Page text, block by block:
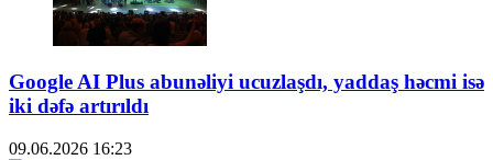
Google AI Plus abunəliyi ucuzlaşdı, yaddaş həcmi isə
iki dəfə artırıldı
09.06.2026 16:23